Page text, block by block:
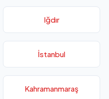
Iğdır
İstanbul
Kahramanmaraş